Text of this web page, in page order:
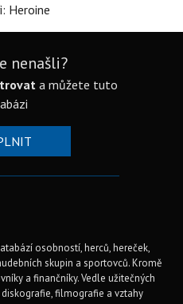
Heroine
nenašli?
a můžete tuto
osobností, herců, hereček,
skupin a sportovců. Kromě
a finančníky. Vedle užitečných
filmografie a vztahy